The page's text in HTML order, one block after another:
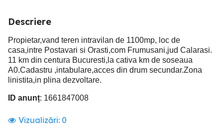
Descriere
Propietar,vand teren intravilan de 1100mp, loc de
casa,intre Postavari si Orasti,com Frumusani,jud Calarasi.
11 km din centura Bucuresti,la cativa km de soseaua
A0.Cadastru ,intabulare,acces din drum secundar.Zona
linistita,in plina dezvoltare.
ID anunț: 1661847008
Vizualizări: 0